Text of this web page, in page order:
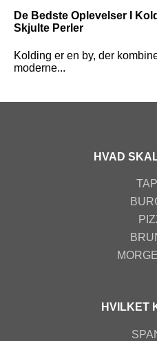
De Bedste Oplevelser I
Skjulte Perler
Kolding er en by, der
moderne...
HVAD
HVILKET